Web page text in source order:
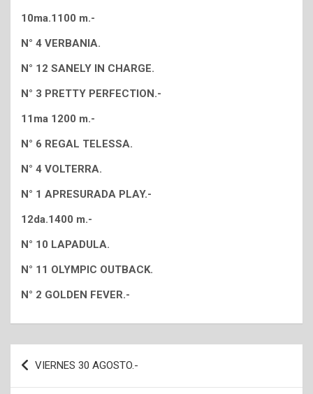
10ma.1100 m.-
N° 4 VERBANIA.
N° 12 SANELY IN CHARGE.
N° 3 PRETTY PERFECTION.-
11ma 1200 m.-
N° 6 REGAL TELESSA.
N° 4 VOLTERRA.
N° 1 APRESURADA PLAY.-
12da.1400 m.-
N° 10 LAPADULA.
N° 11 OLYMPIC OUTBACK.
N° 2 GOLDEN FEVER.-
Navegación
de
VIERNES 30 AGOSTO.-